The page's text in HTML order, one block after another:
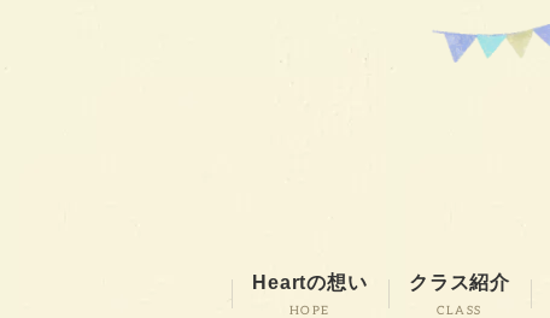
Heartの想い
HOPE
クラス紹介
CLASS